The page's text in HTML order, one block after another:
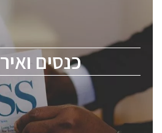
כנסים
לכל העוסקים בתעשיית
on May 12-13, 2026. The
for everyone involved in the
including engineers,
and senior executives.